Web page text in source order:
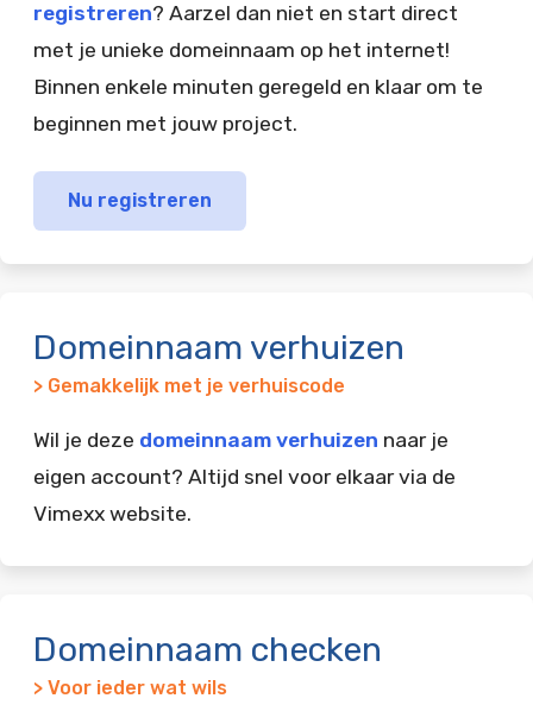
registreren? Aarzel dan niet en start direct
met je unieke domeinnaam op het internet!
Binnen enkele minuten geregeld en klaar om te
beginnen met jouw project.
Nu registreren
Domeinnaam verhuizen
> Gemakkelijk met je verhuiscode
Wil je deze domeinnaam verhuizen naar je
eigen account? Altijd snel voor elkaar via de
Vimexx website.
Domeinnaam checken
> Voor ieder wat wils